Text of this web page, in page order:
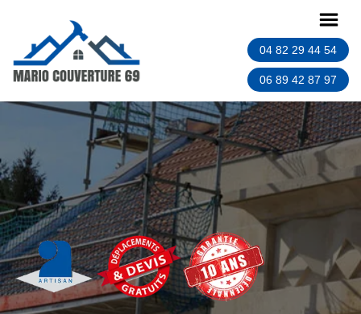
04 82 29 44 54
06 89 42 87 97